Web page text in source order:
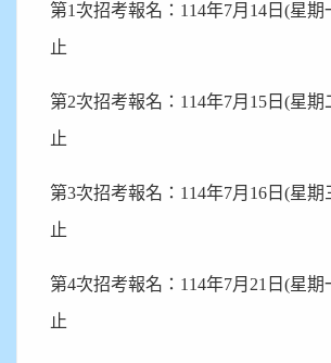
第1次招考報名：114年7月14日(星期
止
第2次招考報名：114年7月15日(星期
止
第3次招考報名：114年7月16日(星期
止
第4次招考報名：114年7月21日(星期
止